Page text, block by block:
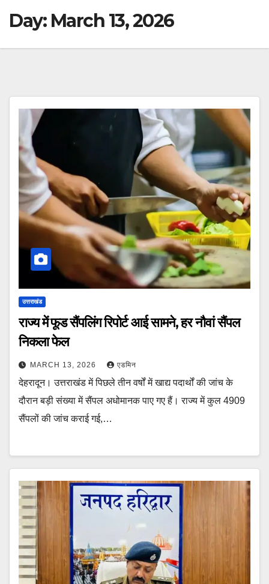
Day: March 13, 2026
उत्तराखंड
राज्य में फूड सैंपलिंग रिपोर्ट आई सामने, हर नौवां सैंपल
निकला फेल
MARCH 13, 2026 एडमिन
देहरादून। उत्तराखंड में पिछले तीन वर्षों में खाद्य पदार्थों की जांच के
दौरान बड़ी संख्या में सैंपल अधोमानक पाए गए हैं। राज्य में कुल 4909
सैंपलों की जांच कराई गई,…